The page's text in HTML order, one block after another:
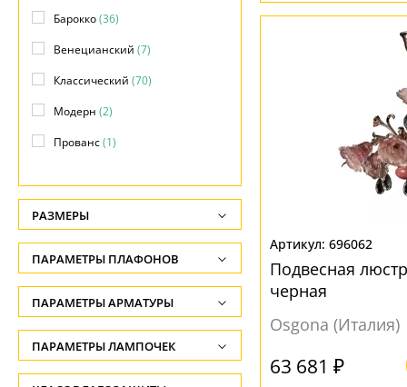
696062
Подвесная
черная
Osgona (Италия)
63 681 ₽
Барокко(36)
Венецианский (7)
Классический (70)
Модерн (2)
Прованс(1)
Флористика(2)
Яркое и цветное(15)
РАЗМЕРЫ
Высота, см
-
Глубина, см
-
Ширина, см
ПАРАМЕТРЫ ПЛАФОНОВ
ФОРМА ПЛАФОНА
Абажур(6)
Без плафона(45)
ПАРАМЕТРЫ АРМАТУРЫ
ЦВЕТ АРМАТУРЫ
Бежевый(1)
ПАРАМЕТРЫ ЛАМПОЧЕК
Количество ламп